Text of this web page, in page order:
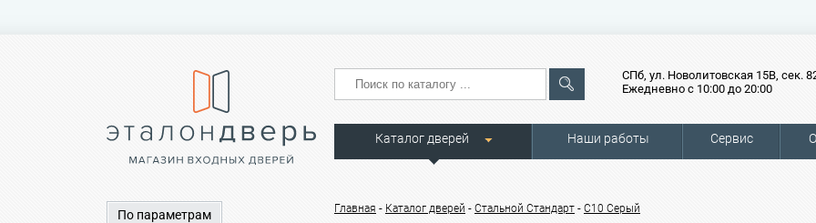
СПб, ул. Новолитовская 15В, сек.
Ежедневно с 10:00 до 20:00
Каталог дверей Наши работы Сервис
По параметрам Главная - Каталог дверей - Стальной Стандарт - С10 Серый